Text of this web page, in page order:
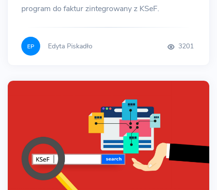
program do faktur zintegrowany z KSeF.
EP Edyta Piskadło 3201